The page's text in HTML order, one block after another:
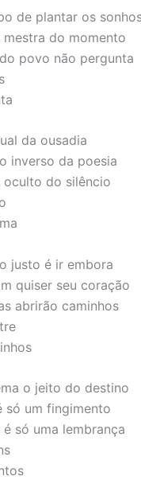
de plantar os
mestra do momento
povo não pergunta
da ousadia
inverso da poesia
oculto do silêncio
justo é ir embora
quiser seu coração
abrirão caminhos
o jeito do destino
só um fingimento
é só uma lembrança